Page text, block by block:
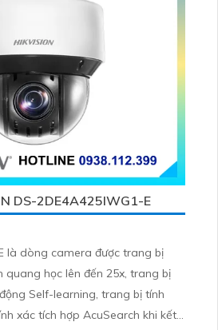
DS-2DE4A425IWG1-E
là dòng camera được trang bị
học lên đến 25x, trang bị
Self-learning, trang bị tính
xác tích hợp AcuSearch khi kết